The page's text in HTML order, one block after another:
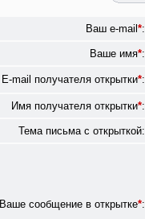
Ваш e-mail *:
Ваше имя*:
E-mail получателя открытки*:
Имя получателя открытки*:
Тема письма с открыткой:
Ваше сообщение в открытке*: